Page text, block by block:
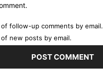
follow-up comments by email.
new posts by email.